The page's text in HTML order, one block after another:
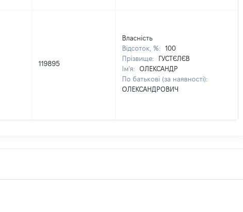
119895
Власність
Відсоток, %:
100
Прізвище:
ГУСТЄЛЄВ
Ім'я:
ОЛЕКСАНДР
По батькові (за наявності):
ОЛЕКСАНДРОВИЧ